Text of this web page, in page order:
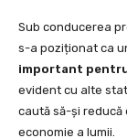
Sub conducerea
s-a poziționat ca
important
evident cu alte
caută să-și reducă
economie a lumii.